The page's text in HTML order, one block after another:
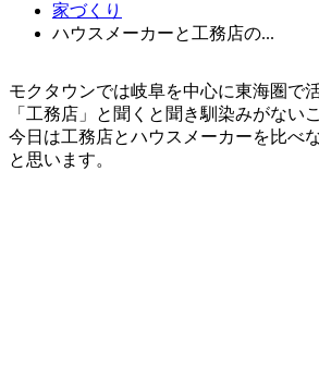
家づくり
ハウスメーカーと工務店の...
モクタウンでは岐阜を中心に東海圏で
「工務店」と聞くと聞き馴染みがない
今日は工務店とハウスメーカーを比べ
と思います。